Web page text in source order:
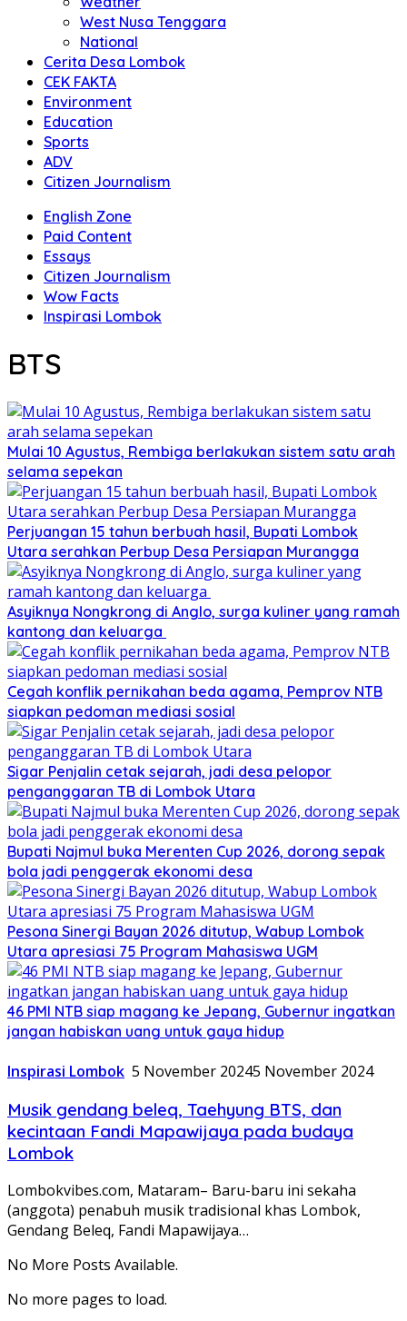
West Nusa Tenggara
National
Cerita Desa Lombok
CEK FAKTA
Environment
Education
Sports
ADV
Citizen Journalism
English Zone
Paid Content
Essays
Citizen Journalism
Wow Facts
Inspirasi Lombok
BTS
Mulai 10 Agustus, Rembiga berlakukan sistem satu arah
selama sepekan
Perjuangan 15 tahun berbuah hasil, Bupati Lombok
Utara serahkan Perbup Desa Persiapan Murangga
Asyiknya Nongkrong di Anglo, surga kuliner yang ramah
kantong dan keluarga
Cegah konflik pernikahan beda agama, Pemprov NTB
siapkan pedoman mediasi sosial
Sigar Penjalin cetak sejarah, jadi desa pelopor
penganggaran TB di Lombok Utara
Bupati Najmul buka Merenten Cup 2026, dorong sepak
bola jadi penggerak ekonomi desa
Pesona Sinergi Bayan 2026 ditutup, Wabup Lombok
Utara apresiasi 75 Program Mahasiswa UGM
46 PMI NTB siap magang ke Jepang, Gubernur ingatkan
jangan habiskan uang untuk gaya hidup
Inspirasi Lombok 5 November 20245 November 2024
Musik gendang beleq, Taehyung BTS, dan
kecintaan Fandi Mapawijaya pada budaya
Lombok
Lombokvibes.com, Mataram– Baru-baru ini sekaha
(anggota) penabuh musik tradisional khas Lombok,
Gendang Beleq, Fandi Mapawijaya…
No More Posts Available.
No more pages to load.